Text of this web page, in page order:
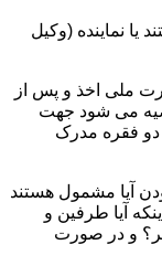
نماینده (وکیل
ملی اخذ و پس از
می شود جهت
دو فقره مدرک
آیا مشمول هستند
آیا طرفین و
و در صورت